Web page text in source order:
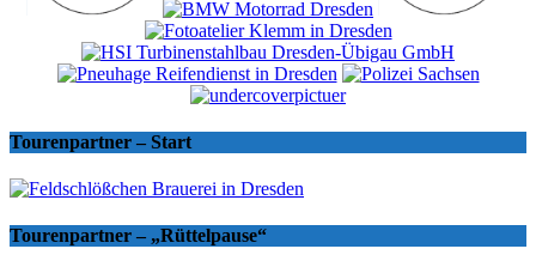
Tourenpartner – Start
Tourenpartner – „Rüttelpause“